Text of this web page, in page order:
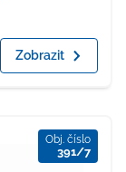
Zobrazit
Obj. číslo
391/7